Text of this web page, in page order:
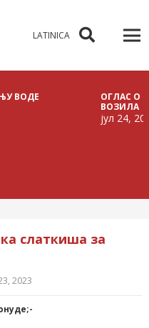
LATINICA
ОГЛАС О
ВОЗИЛА
јул 24, 2026
слаткиша за
2023
;-